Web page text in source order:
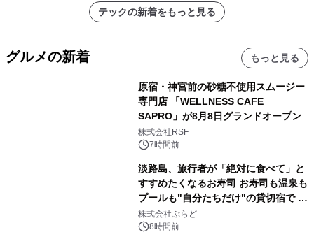
テックの新着をもっと見る
グルメの新着 もっと見る
原宿・神宮前の砂糖不使用スムージー
専門店 「WELLNESS CAFE
SAPRO」が8月8日グランドオープン
株式会社RSF
7時間前
淡路島、旅行者が「絶対に食べて」と
すすめたくなるお寿司 お寿司も温泉も
プールも"自分たちだけ"の貸切宿で 1
日1組限定「岩屋温泉 絵島別庭 海と
森」の握り寿司プラン
株式会社ぷらど
8時間前